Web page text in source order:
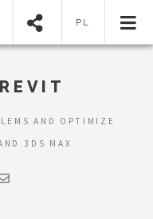
PL
AND OPTIMIZE
3DS MAX